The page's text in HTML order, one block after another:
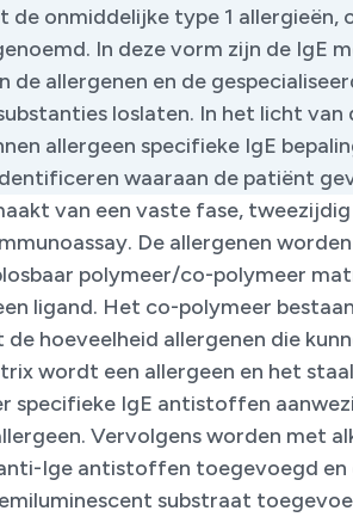
de onmiddelijke type 1 allergieën,
In deze vorm zijn de IgE
allergenen en de
loslaten. In het licht van
allergeen specifieke IgE
waaraan de patiënt
van een vaste fase, tweezijdig
De allergenen
polymeer/co-polymeer
ligand. Het co-polymeer
hoeveelheid allergenen die
wordt een allergeen en het staal
specifieke IgE antistoffen
Vervolgens worden met
Ige antistoffen toegevoegd en
substraat